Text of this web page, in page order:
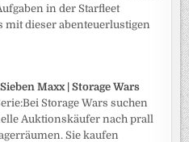
in der Starfleet
mit dieser abenteuerlustigen
Maxx | Storage Wars
Storage Wars suchen
Auktionskäufer nach prall
Sie kaufen